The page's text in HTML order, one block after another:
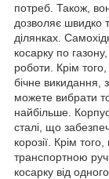
потреб. Також,
дозволяє швидко
ділянках.
косарку по
роботи. Крім
бічне викидання,
можете вибрати
найбільше.
сталі, що
корозії. Крім
транспортною
косарку від